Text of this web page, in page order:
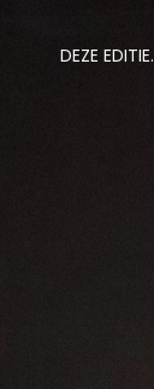
DEZE EDITIE.